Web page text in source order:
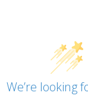
We’re looking